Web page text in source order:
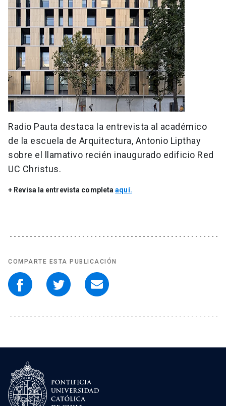
Radio Pauta destaca la entrevista al académico
de la escuela de Arquitectura, Antonio Lipthay
sobre el llamativo recién inaugurado edificio Red
UC Christus.
+ Revisa la entrevista completaaquí.
COMPARTE ESTA PUBLICACIÓN